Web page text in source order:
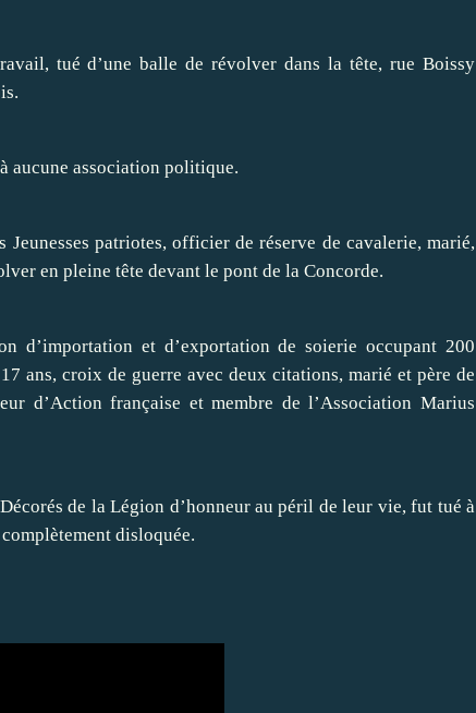
tué d’une balle de révolver dans la tête, rue Boissy
aucune association politique.
patriotes, officier de réserve de cavalerie, marié,
en pleine tête devant le pont de la Concorde.
d’importation et d’exportation de soierie occupant 200
ans, croix de guerre avec deux citations, marié et père de
d’Action française et membre de l’Association Marius
de la Légion d’honneur au péril de leur vie, fut tué à
disloquée.